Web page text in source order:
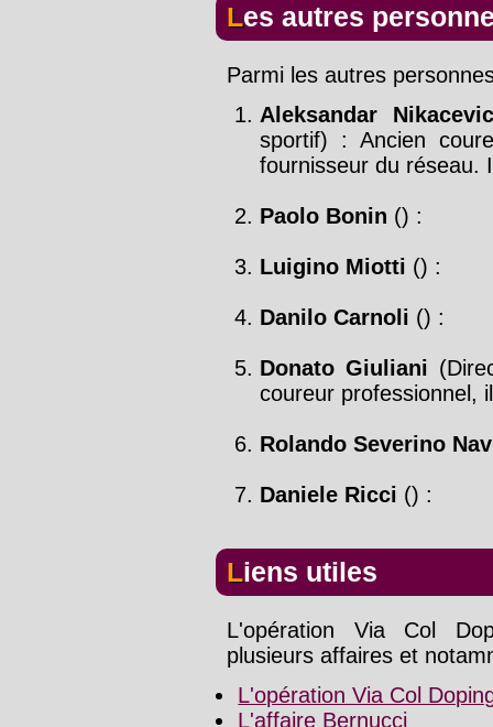
Les autres
Parmi les autres
Aleksandar
sportif) : Ancien
fournisseur du réseau.
Paolo Bonin () :
Luigino Miotti () :
Danilo Carnoli () :
Donato Giuliani
coureur professionnel,
Rolando Severino
Daniele Ricci () :
Liens utiles
L'opération Via Col
plusieurs affaires et
L'opération Via Col
L'affaire Bernucci